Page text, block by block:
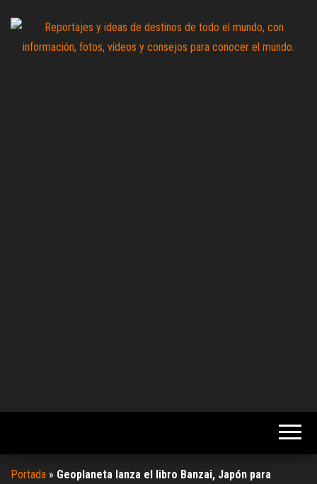
contenido
Portada » Geoplaneta lanza el libro Banzai, Japón para